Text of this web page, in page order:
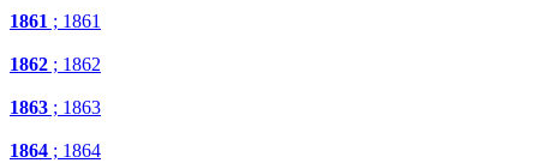
1861 ; 1861
1862 ; 1862
1863 ; 1863
1864 ; 1864